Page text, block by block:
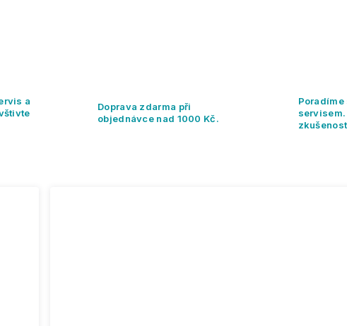
a
Doprava zdarma při
objednávce nad 1000 Kč.
Poradíme
servisem.